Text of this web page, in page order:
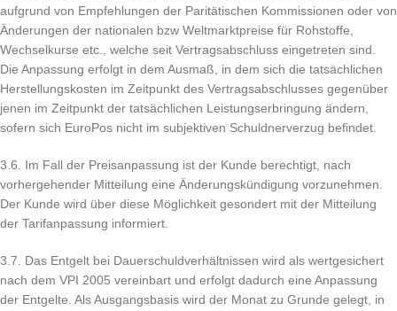
aufgrund von Empfehlungen der Paritätischen Kommissionen oder von
Änderungen der nationalen bzw Weltmarktpreise für Rohstoffe,
Wechselkurse etc., welche seit Vertragsabschluss eingetreten sind.
Die Anpassung erfolgt in dem Ausmaß, in dem sich die tatsächlichen
Herstellungskosten im Zeitpunkt des Vertragsabschlusses gegenüber
jenen im Zeitpunkt der tatsächlichen Leistungserbringung ändern,
sofern sich EuroPos nicht im subjektiven Schuldnerverzug befindet.
3.6. Im Fall der Preisanpassung ist der Kunde berechtigt, nach
vorhergehender Mitteilung eine Änderungskündigung vorzunehmen.
Der Kunde wird über diese Möglichkeit gesondert mit der Mitteilung
der Tarifanpassung informiert.
3.7. Das Entgelt bei Dauerschuldverhältnissen wird als wertgesichert
nach dem VPI 2005 vereinbart und erfolgt dadurch eine Anpassung
der Entgelte. Als Ausgangsbasis wird der Monat zu Grunde gelegt, in